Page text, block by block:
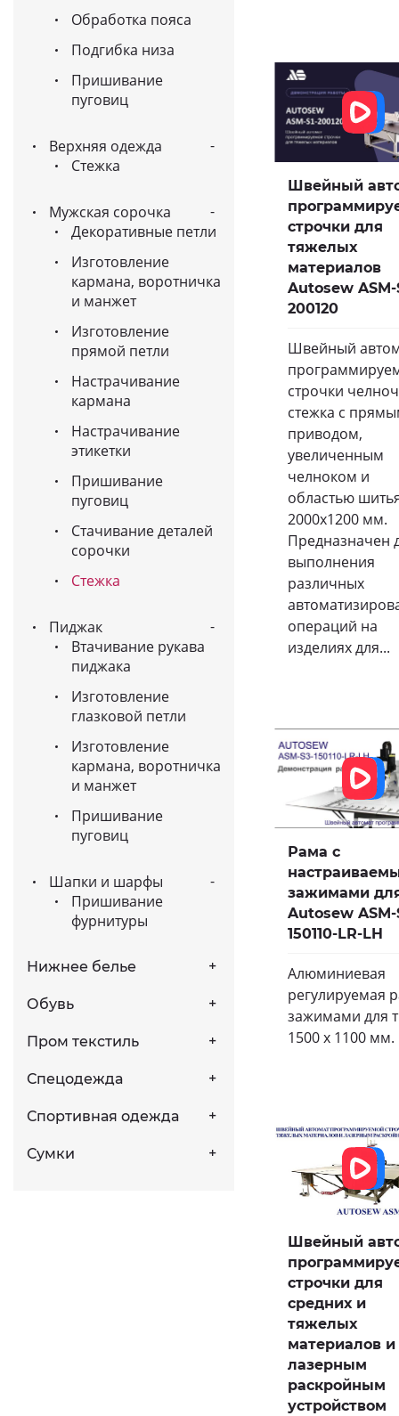
Обработка пояса
Подгибка низа
Пришивание
пуговиц
Верхняя одежда
Стежка
Мужская сорочка
Декоративные петли
Изготовление
кармана, воротничка
и манжет
Изготовление
прямой петли
Настрачивание
кармана
Настрачивание
этикетки
Пришивание
пуговиц
Стачивание деталей
сорочки
Стежка
Пиджак
Втачивание рукава
пиджака
Изготовление
глазковой петли
Изготовление
кармана, воротничка
и манжет
Пришивание
пуговиц
Шапки и шарфы
Пришивание
фурнитуры
Нижнее белье
Обувь
Пром текстиль
Спецодежда
Спортивная одежда
Сумки
Швейный
строчки для
тяжелых
материалов
Autosew ASM-
200120
Швейный
строчки
стежка с
приводом,
увеличенным
челноком и
областью
2000х1200 мм.
Предназначен
выполнения
различных
операций на
изделиях для...
Рама с
зажимами
Autosew ASM-
150110-LR-LH
Алюминиевая
регулируемая
зажимами для
1500 х 1100 мм.
Швейный
строчки для
средних и
тяжелых
материалов и
лазерным
раскройным
устройством